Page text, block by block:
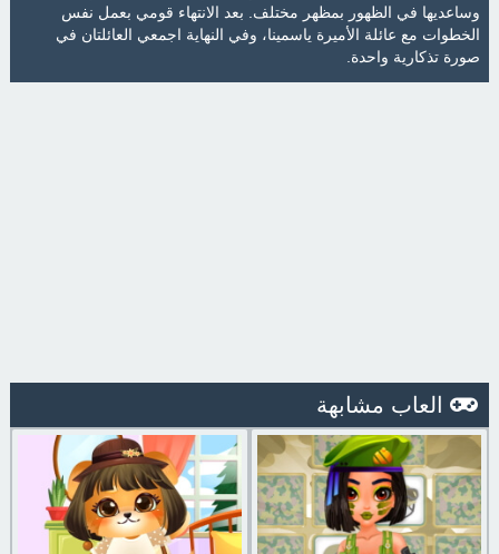
وساعديها في الظهور بمظهر مختلف. بعد الانتهاء قومي بعمل نفس
الخطوات مع عائلة الأميرة ياسمينا، وفي النهاية اجمعي العائلتان في
صورة تذكارية واحدة.
العاب مشابهة